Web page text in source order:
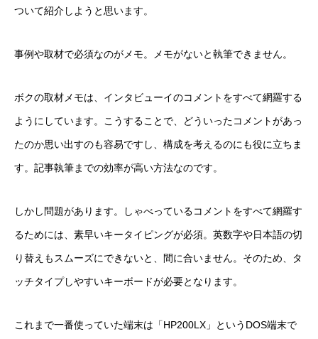
ついて紹介しようと思います。
事例や取材で必須なのがメモ。メモがないと執筆できません。
ボクの取材メモは、インタビューイのコメントをすべて網羅する
ようにしています。こうすることで、どういったコメントがあっ
たのか思い出すのも容易ですし、構成を考えるのにも役に立ちま
す。記事執筆までの効率が高い方法なのです。
しかし問題があります。しゃべっているコメントをすべて網羅す
るためには、素早いキータイピングが必須。英数字や日本語の切
り替えもスムーズにできないと、間に合いません。そのため、タ
ッチタイプしやすいキーボードが必要となります。
これまで一番使っていた端末は「HP200LX」というDOS端末で